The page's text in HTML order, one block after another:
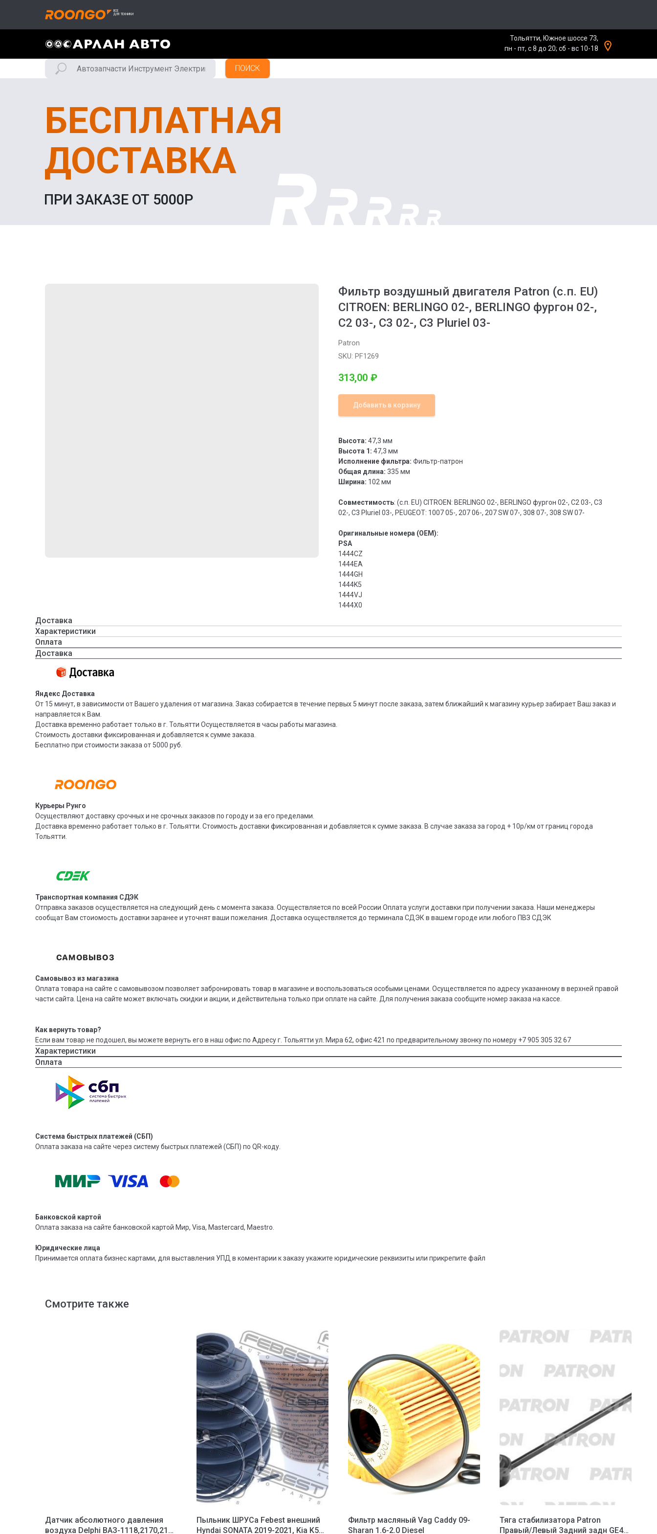
Тольятти, Южное шоссе 73,
пн - пт, с 8 до 20; сб - вс 10-18
ПОИСК
БЕСПЛАТНАЯ
ДОСТАВКА
ПРИ ЗАКАЗЕ ОТ 5000Р
Фильтр воздушный двигателя Patron (с.п. EU)
CITROEN: BERLINGO 02-, BERLINGO фургон 02-,
C2 03-, C3 02-, C3 Pluriel 03-
Patron
SKU: PF1269
313,00 ₽
Добавить в корзину
Высота: 47,3 мм
Высота 1: 47,3 мм
Исполнение фильтра: Фильтр-патрон
Общая длина: 335 мм
Ширина: 102 мм
Совместимость: (с.п. EU) CITROEN: BERLINGO 02-, BERLINGO фургон 02-, C2 03-, C3
02-, C3 Pluriel 03-, PEUGEOT: 1007 05-, 207 06-, 207 SW 07-, 308 07-, 308 SW 07-
Оригинальные номера (OEM):
PSA
1444CZ
1444EA
1444GH
1444K5
1444VJ
1444X0
Доставка
Характеристики
Оплата
Доставка
Яндекс Доставка
От 15 минут, в зависимости от Вашего удаления от магазина. Заказ собирается в течение первых 5 минут после заказа, затем ближайший к магазину курьер забирает Ваш заказ и
направляется к Вам.
Доставка временно работает только в г. Тольятти Осуществляется в часы работы магазина.
Стоимость доставки фиксированная и добавляется к сумме заказа.
Бесплатно при стоимости заказа от 5000 руб.
Курьеры Рунго
Осуществляют доставку срочных и не срочных заказов по городу и за его пределами.
Доставка временно работает только в г. Тольятти. Стоимость доставки фиксированная и добавляется к сумме заказа. В случае заказа за город + 10р/км от границ города
Тольятти.
Транспортная компания СДЭК
Отправка заказов осуществляется на следующий день с момента заказа. Осуществляется по всей России Оплата услуги доставки при получении заказа. Наши менеджеры
сообщат Вам стоиомость доставки заранее и уточнят ваши пожелания. Доставка осуществляется до терминала СДЭК в вашем городе или любого ПВЗ СДЭК
Самовывоз из магазина
Оплата товара на сайте с самовывозом позволяет забронировать товар в магазине и воспользоваться особыми ценами. Осуществляется по адресу указанному в верхней правой
части сайта. Цена на сайте может включать скидки и акции, и действительна только при оплате на сайте. Для получения заказа сообщите номер заказа на кассе.
Как вернуть товар?
Если вам товар не подошел, вы можете вернуть его в наш офис по Адресу г. Тольятти ул. Мира 62, офис 421 по предварительному звонку по номеру +7 905 305 32 67
Характеристики
Оплата
Система быстрых платежей (СБП)
Оплата заказа на сайте через систему быстрых платежей (СБП) по QR-коду.
Банковской картой
Оплата заказа на сайте банковской картой Мир, Visa, Mastercard, Maestro.
Юридические лица
Принимается оплата бизнес картами, для выставления УПД в коментарии к заказу укажите юридические реквизиты или прикрепите файл
Смотрите также
Датчик абсолютного давления
воздуха Delphi ВАЗ-1118,2170,2190
Пыльник ШРУСа Febest внешний
Hyndai SONATA 2019-2021, Kia K5
Фильтр масляный Vag Caddy 09-
Sharan 1.6-2.0 Diesel
Тяга стабилизатора Patron
Правый/Левый Задний задн GE4T-